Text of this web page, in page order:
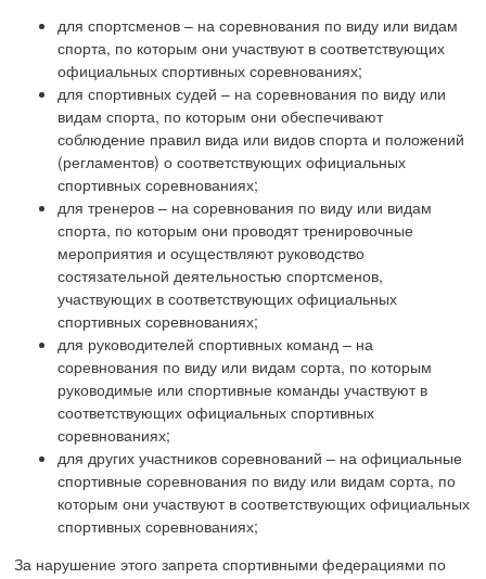
для спортсменов – на соревнования по виду или видам
спорта, по которым они участвуют в соответствующих
официальных спортивных соревнованиях;
для спортивных судей – на соревнования по виду или
видам спорта, по которым они обеспечивают
соблюдение правил вида или видов спорта и положений
(регламентов) о соответствующих официальных
спортивных соревнованиях;
для тренеров – на соревнования по виду или видам
спорта, по которым они проводят тренировочные
мероприятия и осуществляют руководство
состязательной деятельностью спортсменов,
участвующих в соответствующих официальных
спортивных соревнованиях;
для руководителей спортивных команд – на
соревнования по виду или видам сорта, по которым
руководимые или спортивные команды участвуют в
соответствующих официальных спортивных
соревнованиях;
для других участников соревнований – на официальные
спортивные соревнования по виду или видам сорта, по
которым они участвуют в соответствующих официальных
спортивных соревнованиях;
За нарушение этого запрета спортивными федерациями по